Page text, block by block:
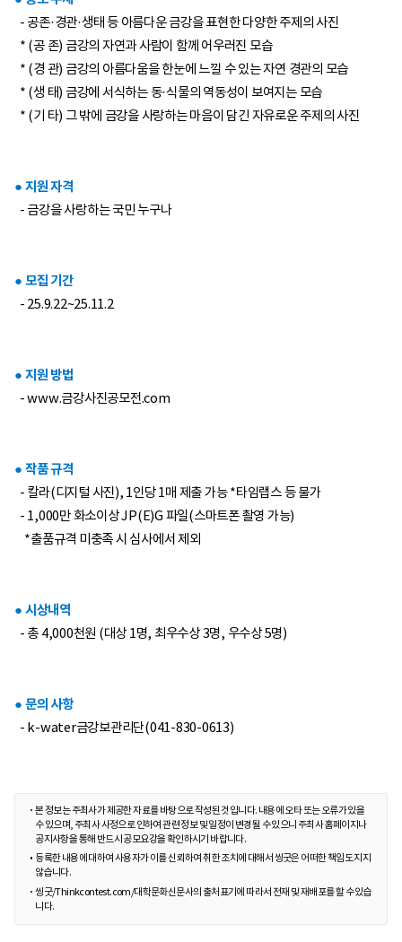
- 공존·경관·생태 등 아름다운 금강을 표현한 다양한 주제의 사진
* (공 존) 금강의 자연과 사람이 함께 어우러진 모습
* (경 관) 금강의 아름다움을 한눈에 느낄 수 있는 자연 경관의 모습
* (생 태) 금강에 서식하는 동·식물의 역동성이 보여지는 모습
* (기 타) 그 밖에 금강을 사랑하는 마음이 담긴 자유로운 주제의 사진
● 지원 자격
- 금강을 사랑하는 국민 누구나
● 모집 기간
- 25.9.22~25.11.2
● 지원 방법
- www.금강사진공모전.com
● 작품 규격
- 칼라(디지털 사진), 1인당 1매 제출 가능 *타임랩스 등 불가
- 1,000만 화소이상 JP(E)G 파일(스마트폰 촬영 가능)
*출품규격 미충족 시 심사에서 제외
● 시상내역
- 총 4,000천원 (대상 1명, 최우수상 3명, 우수상 5명)
● 문의 사항
- k-water금강보관리단(041-830-0613)
본 정보는 주최사가 제공한 자료를 바탕으로 작성된 것입니다. 내용에 오타 또는 오류가 있을
수 있으며, 주최사 사정으로 인하여 관련 정보 및 일정이 변경될 수 있으니 주최사 홈페이지나
공지사항을 통해 반드시 공모요강을 확인하시기 바랍니다.
등록한 내용에 대하여 사용자가 이를 신뢰하여 취한 조치에 대해서 씽굿은 어떠한 책임도 지지
않습니다.
씽굿/Thinkcontest.com/대학문화신문사의 출처표기에 따라서 전재 및 재배포를 할 수 있습
니다.